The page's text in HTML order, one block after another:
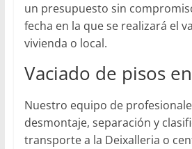
un presupuesto sin
fecha en la que se realizará el
vivienda o local.
Vaciado de pisos
Nuestro equipo de
desmontaje, separación y
transporte a la Deixalleria o